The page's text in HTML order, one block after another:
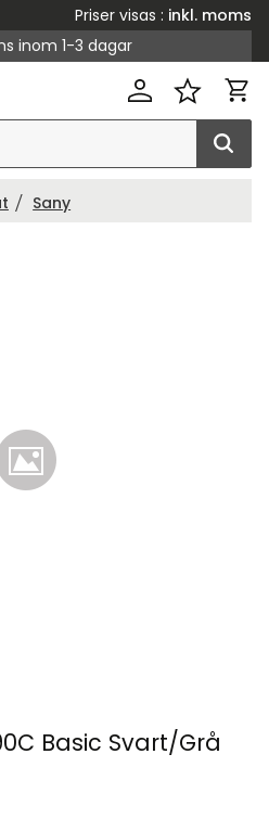
Priser visas
inkl. moms
inom 1-3 dagar
Sany
Basic Svart/Grå